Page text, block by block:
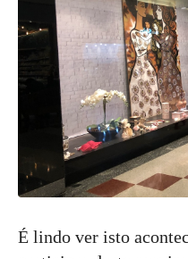
É lindo ver isto